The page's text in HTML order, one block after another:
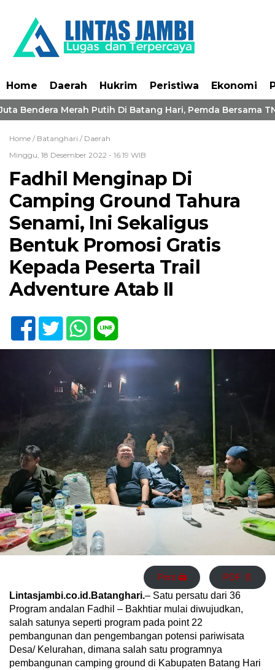
Home Daerah Hukrim Peristiwa Ekonomi
Bendera Merah Putih Di Batang Hari, Pemda Bersama
Home / Batanghari / Daerah
Minggu, 18 Desember 2022 - 16:19 WIB
Fadhil Menginap Di
Camping Ground Tahura
Senami, Ini Sekaligus
Bentuk Promosi Gratis
Kepada Peserta Trail
Adventure Atab II
Print 🖨 PDF 📄
Lintasjambi.co.id.Batanghari.– Satu persatu dari 36
Program andalan Fadhil – Bakhtiar mulai diwujudkan,
salah satunya seperti program pada point 22
pembangunan dan pengembangan potensi pariwisata
Desa/ Kelurahan, dimana salah satu programnya
pembangunan camping ground di Kabupaten Batang Hari